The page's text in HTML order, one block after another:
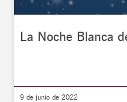
La Noche Blanca
9 de junio de 2022